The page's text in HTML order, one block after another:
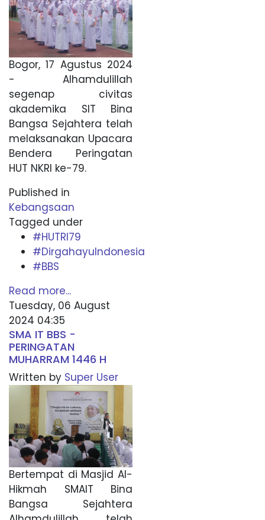
Bogor, 17 Agustus 2024
- Alhamdulillah
segenap civitas
akademika SIT Bina
Bangsa Sejahtera telah
melaksanakan Upacara
Bendera Peringatan
HUT NKRI ke-79.
Published in
Kebangsaan
Tagged under
#HUTRI79
#DirgahayuIndonesia
#BBS
Read more...
Tuesday, 06 August
2024 04:35
SMA IT BBS -
PERINGATAN
MUHARRAM 1446 H
Written by Super User
Bertempat di Masjid Al-
Hikmah SMAIT Bina
Bangsa Sejahtera